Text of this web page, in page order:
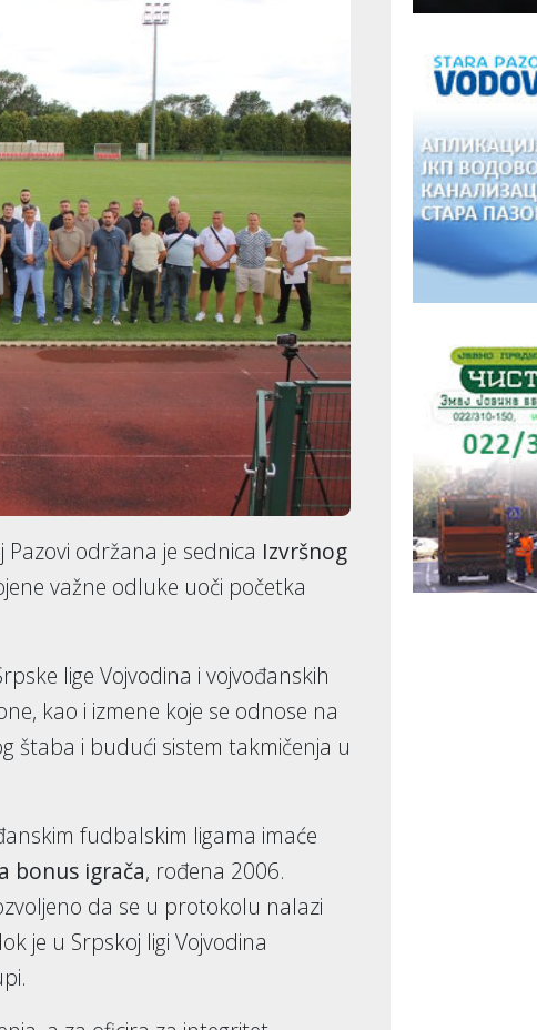
održana je sednica Izvršnog
važne odluke uoči početka
lige Vojvodina i vojvođanskih
kao i izmene koje se odnose na
štaba i budući sistem takmičenja u
fudbalskim ligama imaće
bonus igrača, rođena 2006.
da se u protokolu nalazi
je u Srpskoj ligi Vojvodina